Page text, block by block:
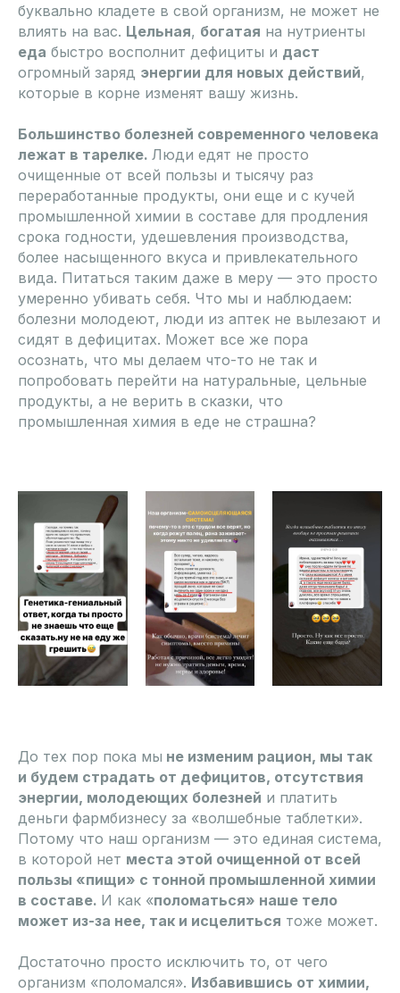
буквально кладете в свой организм, не может не
влиять на вас. Цельная, богатая на нутриенты
еда быстро восполнит дефициты и даст
огромный заряд энергии для новых действий,
которые в корне изменят вашу жизнь.
Большинство болезней современного человека
лежат в тарелке. Люди едят не просто
очищенные от всей пользы и тысячу раз
переработанные продукты, они еще и с кучей
промышленной химии в составе для продления
срока годности, удешевления производства,
более насыщенного вкуса и привлекательного
вида. Питаться таким даже в меру — это просто
умеренно убивать себя. Что мы и наблюдаем:
болезни молодеют, люди из аптек не вылезают и
сидят в дефицитах. Может все же пора
осознать, что мы делаем что-то не так и
попробовать перейти на натуральные, цельные
продукты, а не верить в сказки, что
промышленная химия в еде не страшна?
До тех пор пока мы не изменим рацион, мы так
и будем страдать от дефицитов, отсутствия
э нергии, молодеющих болезней и платить
деньги фармбизнесу за «волшебные таблетки».
Потому что наш организм — это единая система,
в которой нет места этой очищенной от всей
пользы «пищи» с тонной промышленной химии
в составе. И как «поломаться» наше тело
может из-за нее, так и исцелиться тоже может.
Достаточно просто исключить то, от чего
организм «поломался». Избавившись от химии,